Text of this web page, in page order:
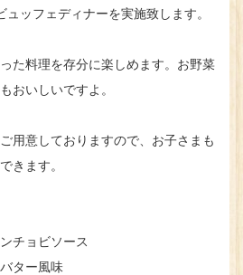
ッフェディナーを実施致します。
た料理を存分に楽しめます。お野菜
おいしいですよ。
用意しておりますので、お子さまも
きます。
チョビソース
ター風味